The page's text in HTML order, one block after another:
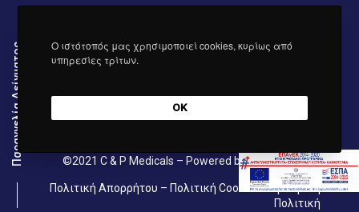
Παραγγελία Δείγματος ©2021 C & P Medicals – Powered bySynectics
Πολιτική Απορρήτου – Πολιτική Cookies–Εμπορική
Πολιτική
Ο ιστότοπός μας χρησιμοποιεί cookies, κυρίως από
υπηρεσίες τρίτων.
OK